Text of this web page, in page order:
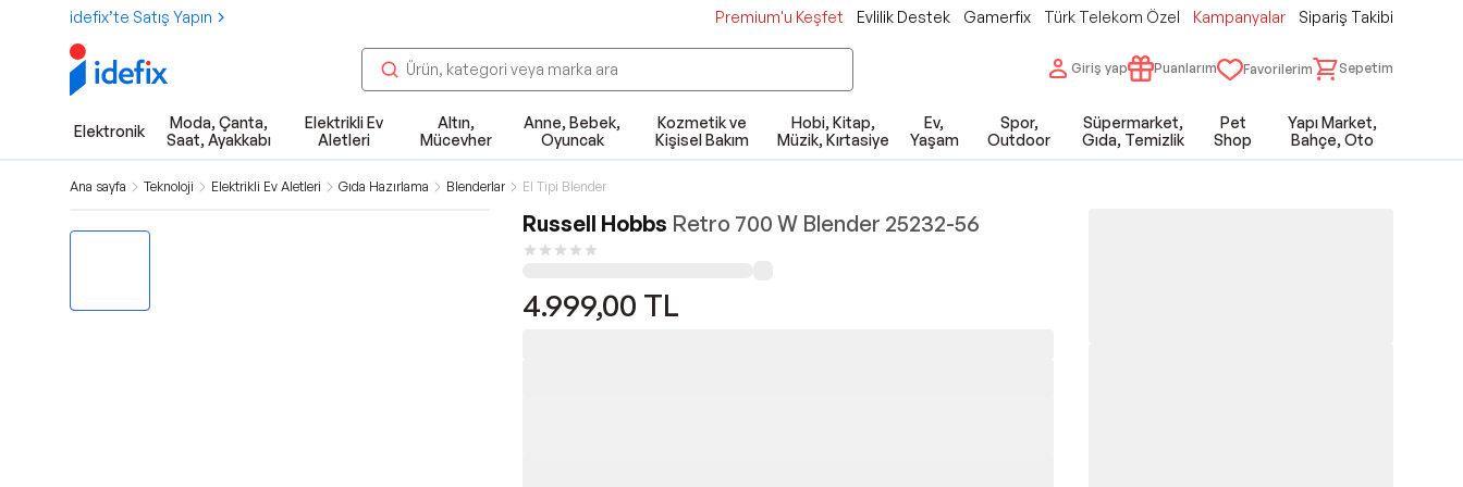
idefix’te Satış Yapın Premium'u Keşfet Evlilik Destek Gamerfix Türk Telekom Özel Kampanyalar Sipariş Takibi
Giriş yap Puanlarım Favorilerim Sepetim
Elektronik
Moda, Çanta,
Saat, Ayakkabı
Elektrikli Ev
Aletleri
Altın,
Mücevher
Anne, Bebek,
Oyuncak
Kozmetik ve
Kişisel Bakım
Hobi, Kitap,
Müzik, Kırtasiye
Ev,
Yaşam
Spor,
Outdoor
Süpermarket,
Gıda, Temizlik
Pet
Shop
Yapı Market,
Bahçe, Oto
Ana sayfa Teknoloji Elektrikli Ev Aletleri Gıda Hazırlama Blenderlar El Tipi Blender
Russell Hobbs Retro 700 W Blender 25232-56
4.999,00 TL